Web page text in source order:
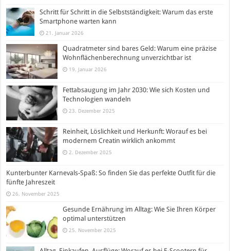
Schritt für Schritt in die Selbstständigkeit: Warum das erste
Smartphone warten kann
21. Januar 2026
Quadratmeter sind bares Geld: Warum eine präzise
Wohnflächenberechnung unverzichtbar ist
19. Januar 2026
Fettabsaugung im Jahr 2030: Wie sich Kosten und
Technologien wandeln
23. Dezember 2025
Reinheit, Löslichkeit und Herkunft: Worauf es bei
modernem Creatin wirklich ankommt
2. Dezember 2025
Kunterbunter Karnevals-Spaß: So finden Sie das perfekte Outfit für die
fünfte Jahreszeit
26. November 2025
Gesunde Ernährung im Alltag: Wie Sie Ihren Körper
optimal unterstützen
25. November 2025